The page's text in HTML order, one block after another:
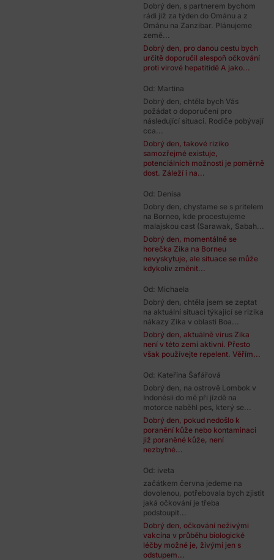
Dobrý den, s partnerem bychom
rádi již za týden do Ománu a z
Ománu na Zanzibar. Plánujeme
země...
Dobrý den, pro danou cestu bych
určitě doporučil alespoň očkování
proti virové hepatitidě A jako...
Od: Martina
Dobrý den, chtěla bych Vás
požádat o doporučení pro
následující situaci. Rodiče pobývají
cca...
Dobrý den, takové riziko
samozřejmé existuje,
potenciálních možností je poměrně
dost. Záleží i na...
Od: Denisa
Dobry den, chystame se s pritelem
na Borneo, kde procestujeme
malajskou cast (Sarawak, Sabah...
Dobrý den, momentálně se
horečka Zika na Borneu
nevyskytuje, ale situace se může
kdykoliv změnit...
Od: Michaela
Dobrý den, chtěla jsem se zeptat
na aktuální situaci týkající se rizika
nákazy Zika v oblasti Boa...
Dobrý den, aktuálně virus Zika
není v této zemi aktivní. Přesto
však používejte repelent. Věřím...
Od: Kateřina Šafářová
Dobrý den, na ostrově Lombok v
Indonésii do mě při jízdě na
motorce naběhl pes, který se...
Dobrý den, pokud nedošlo k
poranění kůže nebo kontaminaci
již poraněné kůže, není
nezbytné...
Od: iveta
začátkem června jedeme na
dovolenou, potřebovala bych zjistit
jaká očkování je třeba
podstoupit...
Dobrý den, očkování neživými
vakcína v průběhu biologické
léčby možné je, živými jen s
odstupem...